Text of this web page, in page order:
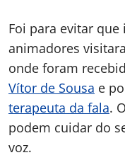
Foi para evitar que
animadores
onde foram
Vítor de Sousa e
terapeuta da fala.
podem cuidar do
voz.